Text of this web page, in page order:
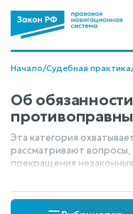
Начало/Судебная практика
Об
Эта категория
рассматривают
прекращения
касается правовых
остановить
нарушенное положение